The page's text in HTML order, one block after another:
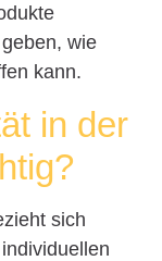
wie
kann.
in der
sich